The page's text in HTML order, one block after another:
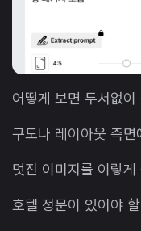
어떻게 보면 두서없이
구도나 레이아웃 측
멋진 이미지를 이렇
호텔 정문이 있어야